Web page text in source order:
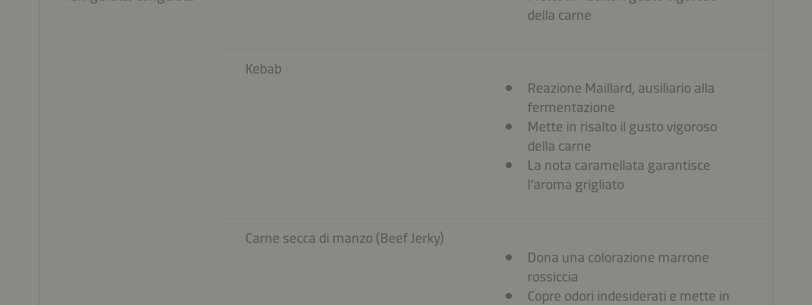
della carne
Kebab
Reazione Maillard, ausiliario alla
fermentazione
Mette in risalto il gusto vigoroso
della carne
La nota caramellata garantisce
l’aroma grigliato
Carne secca di manzo (Beef Jerky)
Dona una colorazione marrone
rossiccia
Copre odori indesiderati e mette in